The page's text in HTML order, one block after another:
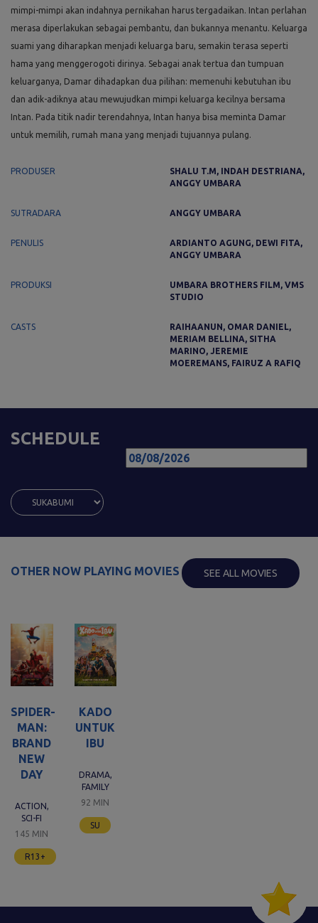
mimpi-mimpi akan indahnya pernikahan harus tergadaikan. Intan perlahan
merasa diperlakukan sebagai pembantu, dan bukannya menantu. Keluarga
suami yang diharapkan menjadi keluarga baru, semakin terasa seperti
hama yang menggerogoti dirinya. Sebagai anak tertua dan tumpuan
keluarganya, Damar dihadapkan dua pilihan: memenuhi kebutuhan ibu
dan adik-adiknya atau mewujudkan mimpi keluarga kecilnya bersama
Intan. Pada titik nadir terendahnya, Intan hanya bisa meminta Damar
untuk memilih, rumah mana yang menjadi tujuannya pulang.
PRODUSER
SHALU T.M, INDAH DESTRIANA,
ANGGY UMBARA
SUTRADARA ANGGY UMBARA
PENULIS
ARDIANTO AGUNG, DEWI FITA,
ANGGY UMBARA
PRODUKSI
UMBARA BROTHERS FILM, VMS
STUDIO
CASTS
RAIHAANUN, OMAR DANIEL,
MERIAM BELLINA, SITHA
MARINO, JEREMIE
MOEREMANS, FAIRUZ A RAFIQ
SCHEDULE
OTHER NOW PLAYING MOVIES SEE ALL MOVIES
SPIDER-
MAN:
BRAND
NEW
DAY
ACTION,
SCI-FI
145 MIN
R13+
KADO
UNTUK
IBU
DRAMA,
FAMILY
92 MIN
SU